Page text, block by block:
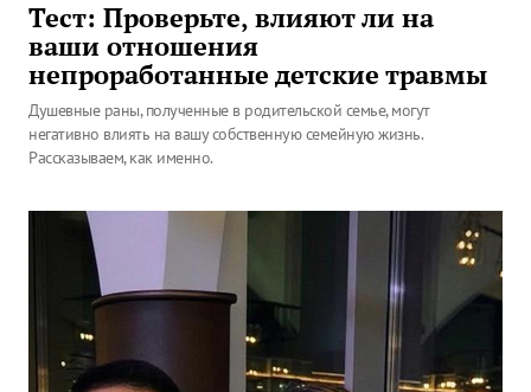
Тест: Проверьте, влияют ли на
ваши отношения
непроработанные детские травмы
Душевные раны, полученные в родительской семье, могут
негативно влиять на вашу собственную семейную жизнь.
Рассказываем, как именно.